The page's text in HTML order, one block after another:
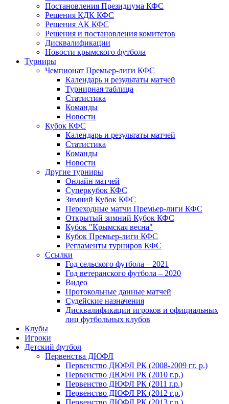
Постановления Президиума КФС
Решения КДК КФС
Решения АК КФС
Решения и постановления комитетов
Дисквалификации
Новости крымского футбола
Турниры
Чемпионат Премьер-лиги КФС
Календарь и результаты матчей
Турнирная таблица
Статистика
Команды
Новости
Кубок КФС
Календарь и результаты матчей
Статистика
Команды
Новости
Другие турниры
Онлайн матчей
Суперкубок КФС
Зимний Кубок КФС
Переходные матчи Премьер-лиги КФС
Открытый зимний Кубок КФС
Кубок "Крымская весна"
Кубок Премьер-лиги КФС
Регламенты турниров КФС
Ссылки
Год сельского футбола – 2021
Год ветеранского футбола – 2020
Видео
Протокольные данные матчей
Судейские назначения
Дисквалификации игроков и официальных
лиц футбольных клубов
Клубы
Игроки
Детский футбол
Первенства ДЮФЛ
Первенство ДЮФЛ РК (2008-2009 гг. р.)
Первенство ДЮФЛ РК (2010 г.р.)
Первенство ДЮФЛ РК (2011 г.р.)
Первенство ДЮФЛ РК (2012 г.р.)
Первенство ДЮФЛ РК (2013 г.р.)